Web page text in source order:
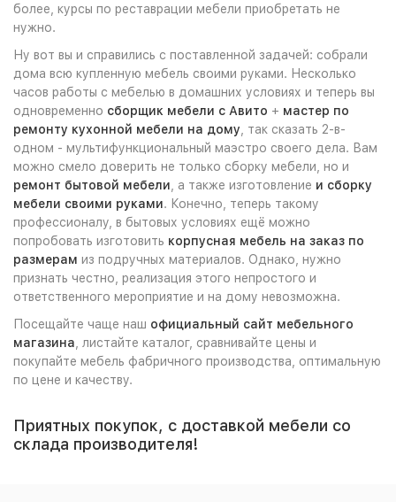
более, курсы по реставрации мебели приобретать не
нужно.
Ну вот вы и справились с поставленной задачей: собрали
дома всю купленную мебель своими руками. Несколько
часов работы с мебелью в домашних условиях и теперь вы
одновременно сборщик мебели с Авито + мастер по
ремонту кухонной мебели на дому , так сказать 2-в-
одном - мультифункциональный маэстро своего дела. Вам
можно смело доверить не только сборку мебели, но и
ремонт бытовой мебели , а также изготовление и сборку
мебели своими руками. Конечно, теперь такому
профессионалу, в бытовых условиях ещё можно
попробовать изготовить корпусная мебель на заказ по
размерам из подручных материалов. Однако, нужно
признать честно, реализация этого непростого и
ответственного мероприятие и на дому невозможна.
Посещайте чаще наш официальный сайт мебельного
магазина , листайте каталог, сравнивайте цены и
покупайте мебель фабричного производства, оптимальную
по цене и качеству.
Приятных покупок, с доставкой мебели со
склада производителя!